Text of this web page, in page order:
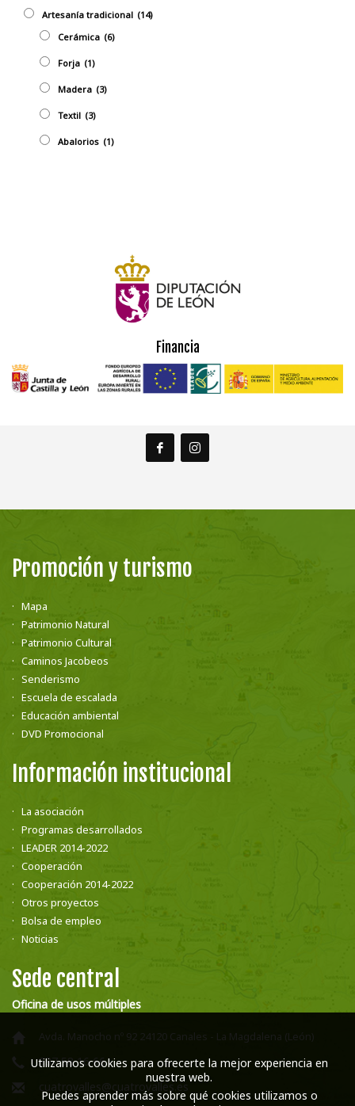
Artesaní­a tradicional (14)
Cerámica (6)
Forja (1)
Madera (3)
Textil (3)
Abalorios (1)
Financia
Promoción y turismo
Mapa
Patrimonio Natural
Patrimonio Cultural
Caminos Jacobeos
Senderismo
Escuela de escalada
Educación ambiental
DVD Promocional
Información institucional
La asociación
Programas desarrollados
LEADER 2014-2022
Cooperación
Cooperación 2014-2022
Otros proyectos
Bolsa de empleo
Noticias
Sede central
Oficina de usos múltiples
Avda. Manocho nº 92 24120 Canales - La Magdalena (León)
987 58 16 66
cuatrovalles@cuatrovalles.es
Utilizamos cookies para ofrecerte la mejor experiencia en
nuestra web.
Puedes aprender más sobre qué cookies utilizamos o